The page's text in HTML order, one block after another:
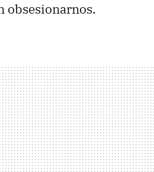
obsesionarnos.